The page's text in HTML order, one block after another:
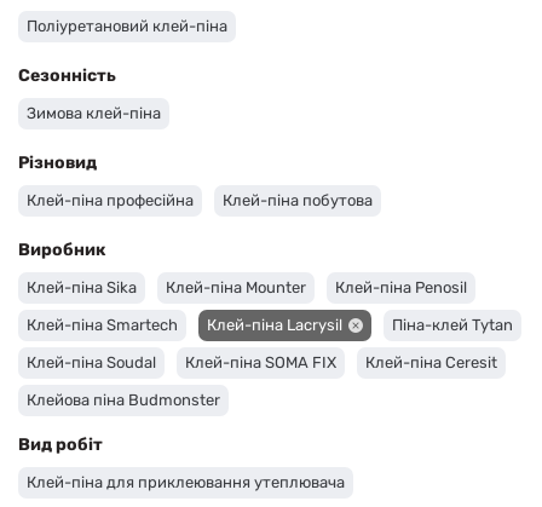
Поліуретановий клей-піна
Сезонність
Зимова клей-піна
Різновид
Клей-піна професійна Клей-піна побутова
Виробник
Клей-піна Sika Клей-піна Mounter Клей-піна Penosil
Клей-піна Smartech Клей-піна Lacrysil Піна-клей Tytan
Клей-піна Soudal Клей-піна SOMA FIX Клей-піна Ceresit
Клейова піна Budmonster
Вид робіт
Клей-піна для приклеювання утеплювача